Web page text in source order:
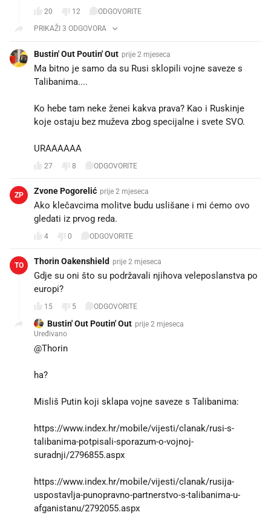
20 12
ODGOVORITE
PRIKAŽI 3 ODGOVORA
Bustin' Out Poutin' Out prije 2 mjeseca
Ma bitno je samo da su Rusi sklopili vojne saveze s
Talibanima....
Ko hebe tam neke ženei kakva prava? Kao i Ruskinje
koje ostaju bez muževa zbog specijalne i svete SVO.
URAAAAAA
27 8 ODGOVORITE
ZP Zvone Pogorelić prije 2 mjeseca
Ako klečavcima molitve budu uslišane i mi ćemo ovo
gledati iz prvog reda.
4 0 ODGOVORITE
TO Thorin Oakenshield prije 2 mjeseca
Gdje su oni što su podržavali njihova veleposlanstva po
europi?
15 5 ODGOVORITE
Bustin' Out Poutin' Out prije 2 mjeseca
Uređivano
@Thorin
ha?
Misliš Putin koji sklapa vojne saveze s Talibanima:
https://www.index.hr/mobile/vijesti/clanak/rusi-s-
talibanima-potpisali-sporazum-o-vojnoj-
suradnji/2796855.aspx
https://www.index.hr/mobile/vijesti/clanak/rusija-
uspostavlja-punopravno-partnerstvo-s-talibanima-u-
afganistanu/2792055.aspx